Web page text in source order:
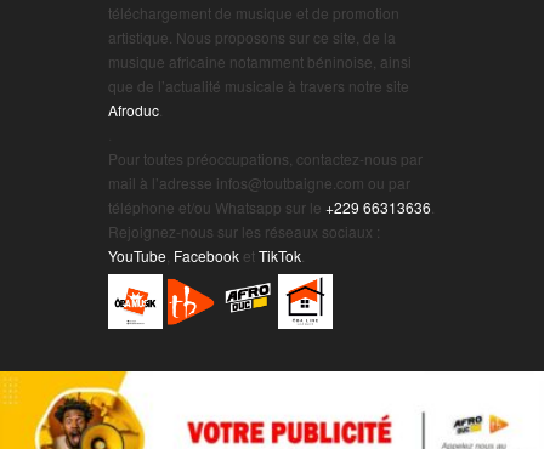
téléchargement de musique et de promotion
artistique. Nous proposons sur ce site, de la
musique africaine notamment béninoise, ainsi
que de l’actualité musicale à travers notre site
Afroduc
Pour toutes préoccupations, contactez-nous par
mail à l’adresse infos@toutbaigne.com ou par
téléphone et/ou Whatsapp sur le +229 66313636
Rejoignez-nous sur les réseaux sociaux :
YouTube Facebook etTikTok